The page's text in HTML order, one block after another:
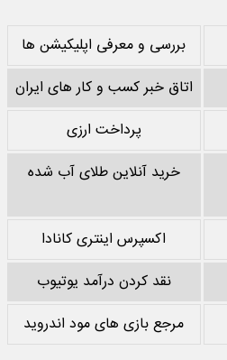
بررسی و معرفی اپلیکیشن ها
اتاق خبر کسب و کار های ایران
پرداخت ارزی
خرید آنلاین طلای آب شده
اکسپرس اینتری کانادا
نقد کردن درآمد یوتیوب
مرجع بازی های مود اندروید